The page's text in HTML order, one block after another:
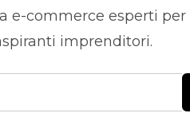
e-commerce esperti per
imprenditori.